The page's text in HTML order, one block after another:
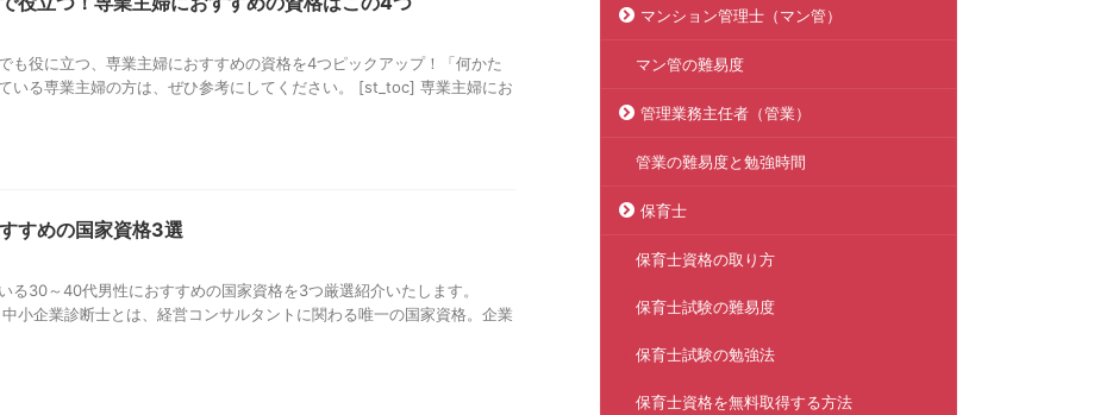
も役に立つ、専業主婦におすすめの資格を4つピックアップ！「何かた
いる専業主婦の方は、ぜひ参考にしてください。 [st_toc] 専業主婦にお
すめの国家資格3選
る30～40代男性におすすめの国家資格を3つ厳選紹介いたします。
小企業診断士とは、経営コンサルタントに関わる唯一の国家資格。企業
マンション管理士（マン管）
マン管の難易度
管理業務主任者（管業）
管業の難易度と勉強時間
保育士
保育士資格の取り方
保育士試験の難易度
保育士試験の勉強法
保育士資格を無料取得する方法